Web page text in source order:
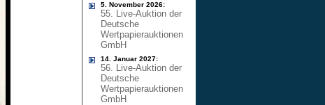
5. November 2026:
55. Live-Auktion der
Deutsche
Wertpapierauktionen
GmbH
14. Januar 2027:
56. Live-Auktion der
Deutsche
Wertpapierauktionen
GmbH